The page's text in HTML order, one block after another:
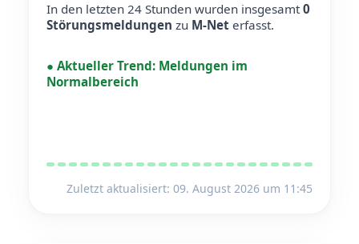
In den letzten 24 Stunden wurden insgesamt0
Störungsmeldungen zu M-Net erfasst.
● Aktueller Trend: Meldungen im
Normalbereich
Zuletzt aktualisiert: 09. August 2026 um 11:45